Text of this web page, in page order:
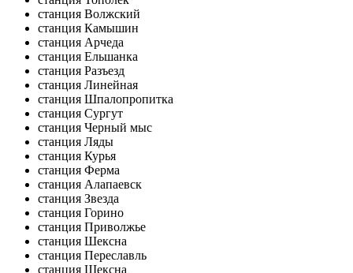
станция Волжский
станция Камышин
станция Арчеда
станция Ельшанка
станция Разъезд
станция Линейная
станция Шпалопропитка
станция Сургут
станция Черный мыс
станция Ляды
станция Курья
станция Ферма
станция Алапаевск
станция Звезда
станция Горино
станция Приволжье
станция Шексна
станция Переславль
станция Шексна